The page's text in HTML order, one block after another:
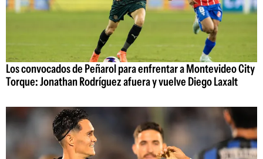
Los convocados de Peñarol para enfrentar a Montevideo City
Torque: Jonathan Rodríguez afuera y vuelve Diego Laxalt